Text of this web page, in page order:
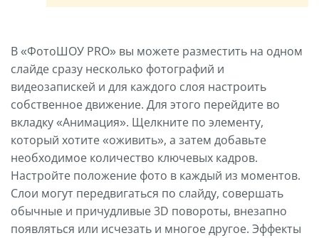
В «ФотоШОУ PRO» вы можете разместить на одном
слайде сразу несколько фотографий и
видеозапискей и для каждого слоя настроить
собственное движение. Для этого перейдите во
вкладку «Анимация». Щелкните по элементу,
который хотите «оживить», а затем добавьте
необходимое количество ключевых кадров.
Настройте положение фото в каждый из моментов.
Слои могут передвигаться по слайду, совершать
обычные и причудливые 3D повороты, внезапно
появляться или исчезать и многое другое. Эффекты